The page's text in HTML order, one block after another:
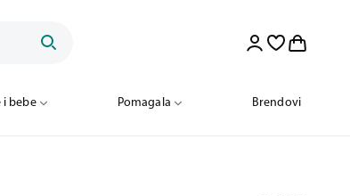
i bebe Pomagala Brendovi